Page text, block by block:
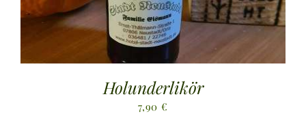
Holunderlikör
7,90€